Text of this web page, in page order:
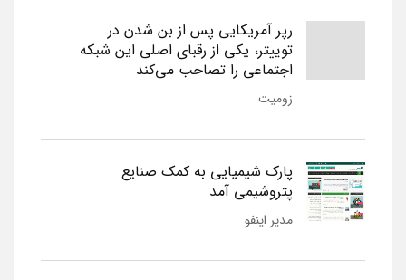
رپر آمریکایی پس از بن شدن در
توییتر، یکی از رقبای اصلی این شبکه
اجتماعی را تصاحب می‌کند
زومیت
پارک شیمیایی به کمک صنایع
پتروشیمی آمد
مدیر اینفو